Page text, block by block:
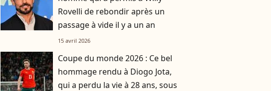
Rovelli de rebondir après un
passage à vide il y a un an
15 avril 2026
Coupe du monde 2026 : Ce bel
hommage rendu à Diogo Jota,
qui a perdu la vie à 28 ans, sous